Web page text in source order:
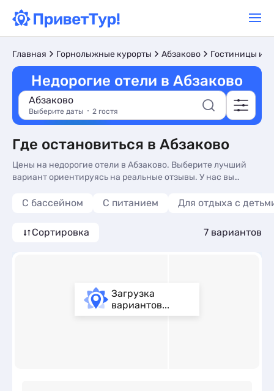
Главная Горнолыжные курорты Абзаково Гостиницы и
Недорогие отели в Абзаково
Абзаково
Выберите даты 2 гостя
Где остановиться в Абзаково
Цены на недорогие отели в Абзаково. Выберите лучший
вариант ориентируясь на реальные отзывы. У нас вы
С бассейном С питанием Для отдыха с
Сортировка 7 вариантов
Загрузка
вариантов...